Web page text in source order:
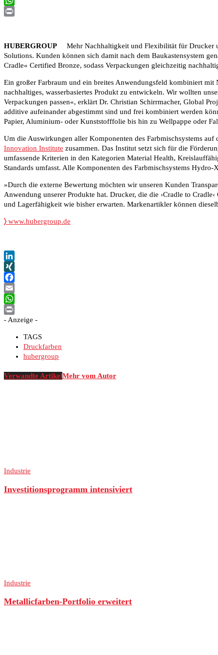
WhatsApp
HUBERGROUP Mehr Nachhaltigkeit und Flexibilität für Drucker
Solutions. Kunden können sich damit nach dem Baukastensystem
Cradle« Certified Bronze, sodass Verpackungen gleichzeitig
Ein großer Farbraum und ein breites Anwendungsfeld kombiniert
nachhaltiges, wasserbasiertes Produkt zu entwickeln. Wir wollten
Verpackungen passen«, erklärt Dr. Christian Schirrmacher, Global
additive aufeinander abgestimmt sind und frei kombiniert werden
Papier, Aluminium- oder Kunststofffolie bis hin zu Wellpappe oder
Um die Auswirkungen aller Komponenten des Farbmischsystems
Innovation Institute zusammen. Das Institut setzt sich für die
umfassende Kriterien in den Kategorien Material Health,
Standards umfasst. Alle Komponenten des Farbmischsystems
»Durch die externe Bewertung möchten wir unseren Kunden
Anwendung unserer Produkte hat. Drucker, die die ›Cradle to
und Lagerfähigkeit wie bisher erwarten. Markenartikler können
〉 www.hubergroup.de
LinkedIn
XING
Facebook
Email
WhatsApp
Print
- Anzeige -
TAGS
Druckfarben
hubergroup
Verwandte ArtikelMehr vom Autor
Industrie
Investitionsprogramm intensiviert
Industrie
Metallicfarben-Portfolio erweitert